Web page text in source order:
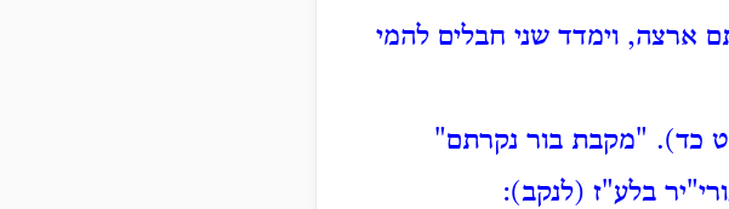
ארצה, וימדד שני חבלים להמי
כד). "מקבת בור נקרתם"
בלע"ז (לנקב):